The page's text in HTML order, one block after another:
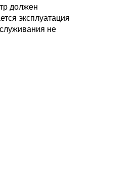
должен
эксплуатация
не